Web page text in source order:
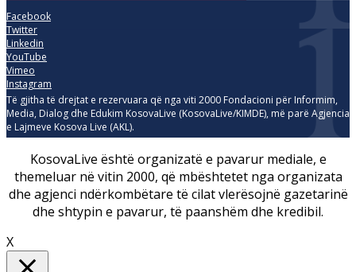
Facebook
Twitter
Linkedin
YouTube
Vimeo
Instagram
Të gjitha të drejtat e rezervuara që nga viti 2000 Fondacioni për Informim,
Media, Dialog dhe Edukim KosovaLive (KosovaLive/KIMDE), më parë Agjencia
e Lajmeve Kosova Live (AKL).
KosovaLive është organizatë e pavarur mediale, e
themeluar në vitin 2000, që mbështetet nga organizata
dhe agjenci ndërkombëtare të cilat vlerësojnë gazetarinë
dhe shtypin e pavarur, të paanshëm dhe kredibil.
X